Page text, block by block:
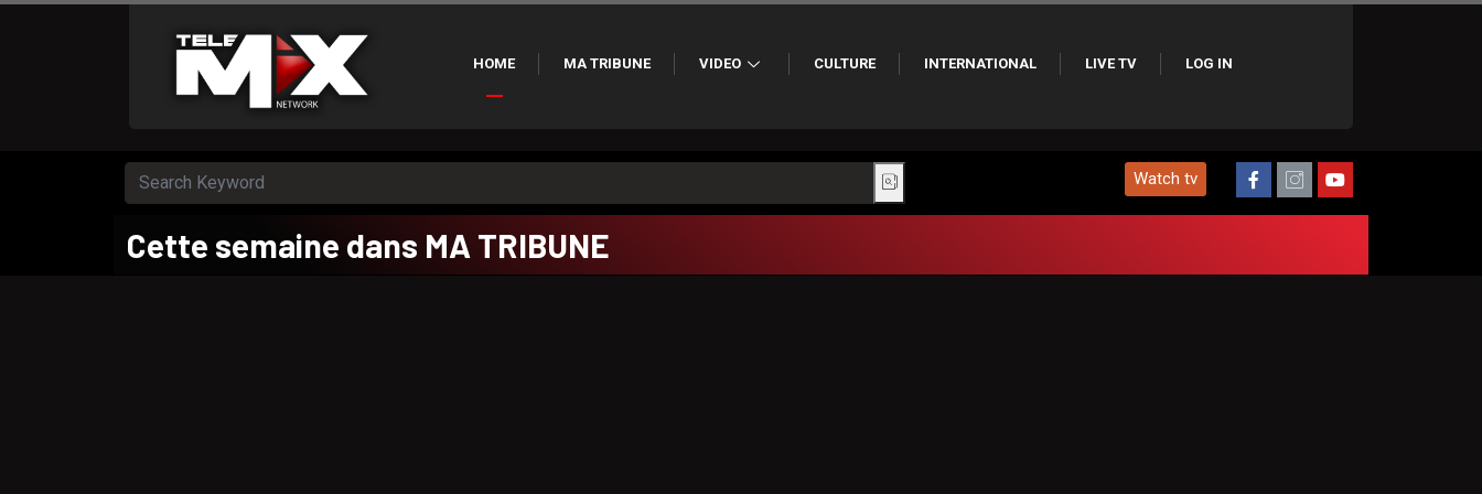
HOME MA TRIBUNE VIDEO CULTURE INTERNATIONAL LIVE TV LOG IN
Watch tv
Cette semaine dans MA TRIBUNE